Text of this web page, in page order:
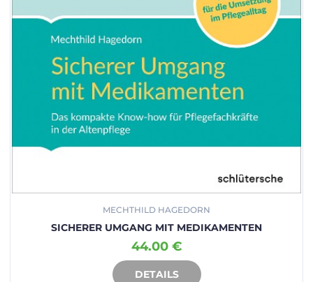
MECHTHILD HAGEDORN
SICHERER UMGANG MIT MEDIKAMENTEN
44.00 €
DETAILS
IN DEN WARENKORB